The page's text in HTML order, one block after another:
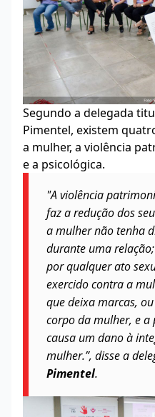
Segundo a delegada
Pimentel, existem
a mulher, a violência
e a psicológica.
"A violência
faz a redução dos
a mulher não tenha
durante uma
por qualquer ato
exercido contra a
que deixa marcas,
corpo da mulher, e a
causa um dano à
mulher.”, disse a
Pimentel.